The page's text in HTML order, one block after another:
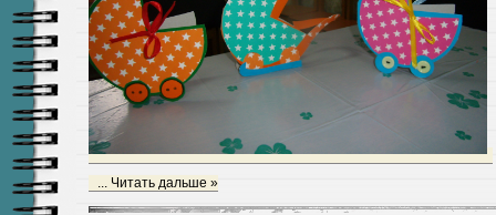
... Читать дальше »